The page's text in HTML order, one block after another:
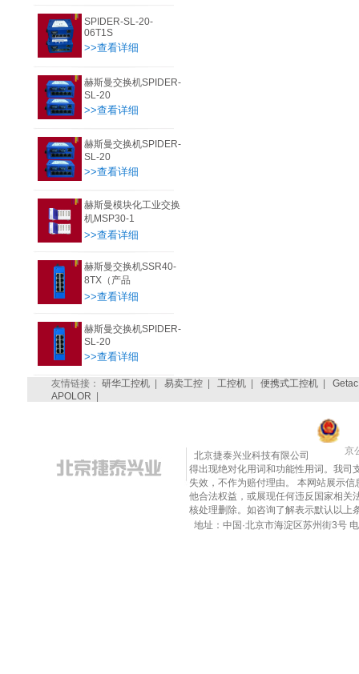
SPIDER-SL-20-
06T1S
>>查看详细
赫斯曼交换机SPIDER-
SL-20
>>查看详细
赫斯曼交换机SPIDER-
SL-20
>>查看详细
赫斯曼模块化工业交换
机MSP30-1
>>查看详细
赫斯曼交换机SSR40-
8TX（产品
>>查看详细
赫斯曼交换机SPIDER-
SL-20
>>查看详细
友情链接： 研华工控机| 易卖工控| 工控机| 便携式工控机| Getac
APOLOR
北京捷泰兴业科技有限公司
京
得出现绝对化用词和功能性用词。我司
失效，不作为赔付理由。 本网站展示
他合法权益，或展现任何违反国家相
核处理删除。如咨询了解表示默认以上
地址：中国·北京市海淀区苏州街3号